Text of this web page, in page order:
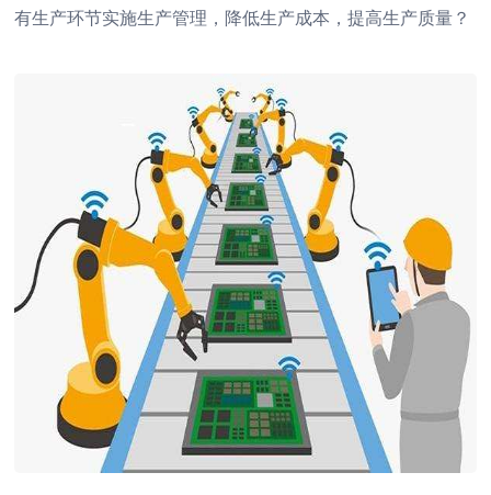
有生产环节实施生产管理，降低生产成本，提高生产质量？